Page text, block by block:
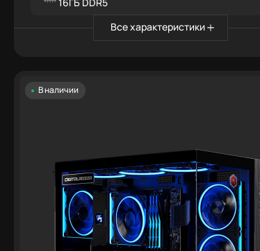
Все характеристики
В наличии